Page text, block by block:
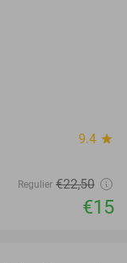
9.4 star
Regulier €22,50
€15